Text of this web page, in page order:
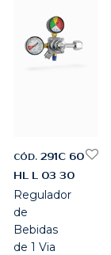
CÓD. 291C 60
HL L 03 30
Regulador
de
Bebidas
de 1 Via